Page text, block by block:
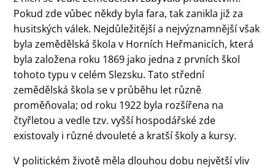
Pokud zde vůbec někdy byla fara, tak zanikla již za
husitských válek. Nejdůležitější a nejvýznamnější však
byla zemědělská škola v Horních Heřmanicích, která
byla založena roku 1869 jako jedna z prvních škol
tohoto typu v celém Slezsku. Tato střední
zemědělská škola se v průběhu let různě
proměňovala; od roku 1922 byla rozšířena na
čtyřletou a vedle tzv. vyšší hospodářské zde
existovaly i různé dvouleté a kratší školy a kursy.
V politickém životě měla dlouhou dobu největší vliv